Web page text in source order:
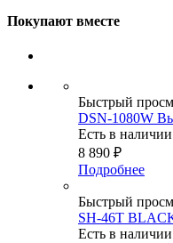
Покупают вместе
Быстрый
DSN-1080W
Есть в наличии
8 890 ₽
Подробнее
Быстрый
SH-46T
Есть в наличии